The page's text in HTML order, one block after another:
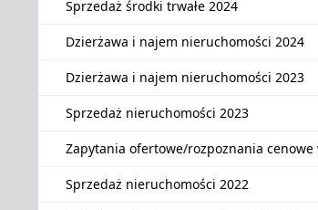
Sprzedaż środki trwałe 2024
Dzierżawa i najem nieruchomości 2024
Dzierżawa i najem nieruchomości 2023
Sprzedaż nieruchomości 2023
Zapytania ofertowe/rozpoznania
Sprzedaż nieruchomości 2022